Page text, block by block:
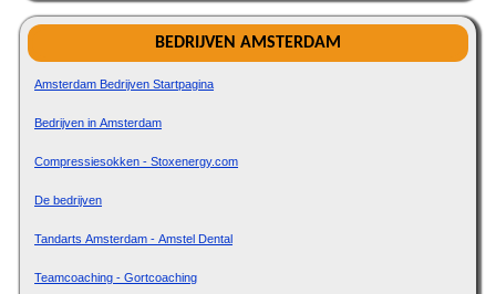
BEDRIJVEN AMSTERDAM
Amsterdam Bedrijven Startpagina
Bedrijven in Amsterdam
Compressiesokken - Stoxenergy.com
De bedrijven
Tandarts Amsterdam - Amstel Dental
Teamcoaching - Gortcoaching